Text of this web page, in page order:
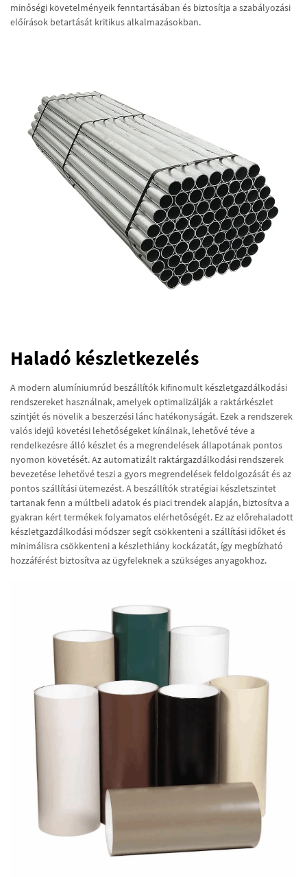
minőségi követelményeik fenntartásában és biztosítja a szabályozási
előírások betartását kritikus alkalmazásokban.
Haladó készletkezelés
A modern alumíniumrúd beszállítók kifinomult készletgazdálkodási
rendszereket használnak, amelyek optimalizálják a raktárkészlet
szintjét és növelik a beszerzési lánc hatékonyságát. Ezek a rendszerek
valós idejű követési lehetőségeket kínálnak, lehetővé téve a
rendelkezésre álló készlet és a megrendelések állapotának pontos
nyomon követését. Az automatizált raktárgazdálkodási rendszerek
bevezetése lehetővé teszi a gyors megrendelések feldolgozását és az
pontos szállítási ütemezést. A beszállítók stratégiai készletszintet
tartanak fenn a múltbeli adatok és piaci trendek alapján, biztosítva a
gyakran kért termékek folyamatos elérhetőségét. Ez az előrehaladott
készletgazdálkodási módszer segít csökkenteni a szállítási időket és
minimálisra csökkenteni a készlethiány kockázatát, így megbízható
hozzáférést biztosítva az ügyfeleknek a szükséges anyagokhoz.